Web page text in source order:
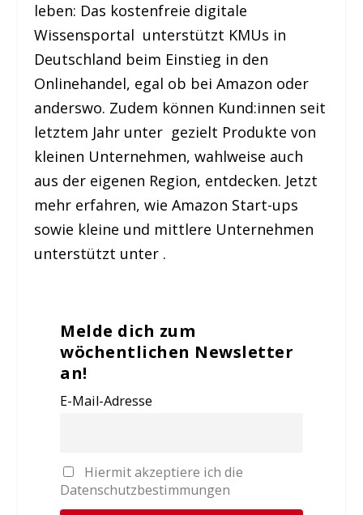
leben: Das kostenfreie digitale
Wissensportal unterstützt KMUs in
Deutschland beim Einstieg in den
Onlinehandel, egal ob bei Amazon oder
anderswo. Zudem können Kund:innen seit
letztem Jahr unter gezielt Produkte von
kleinen Unternehmen, wahlweise auch
aus der eigenen Region, entdecken. Jetzt
mehr erfahren, wie Amazon Start-ups
sowie kleine und mittlere Unternehmen
unterstützt unter .
Melde dich zum
wöchentlichen Newsletter
an!
E-Mail-Adresse
Hiermit akzeptiere ich die
Datenschutzbestimmungen